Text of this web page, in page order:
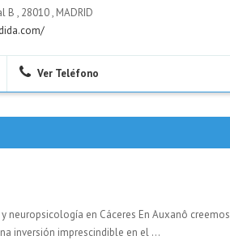
B , 28010, MADRID
Ver Teléfono
neuropsicología en Cáceres En Auxanô creemos
inversión imprescindible en el ...